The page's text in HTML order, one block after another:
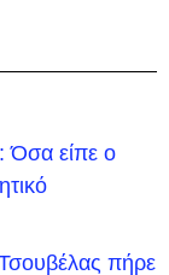
Όσα είπε ο
πήρε